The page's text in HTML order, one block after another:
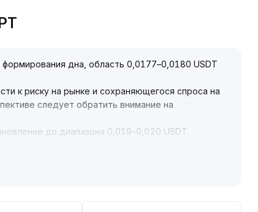
дна, область 0,0177–0,0180 USDT
к риску на рынке и сохраняющегося спроса на
следует обратить внимание на
до диапазона 0,019–0,020 USDT
отслеживать динамику объемов торгов и
прорыва и гибко использовать возможности для